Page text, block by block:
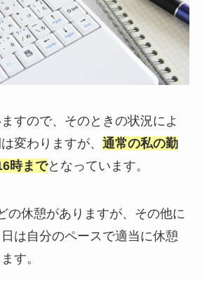
すので、そのときの状況によ
変わりますが、 通常の私の勤
時までとなっています。
の休憩がありますが、その他に
は自分のペースで適当に休憩
す。